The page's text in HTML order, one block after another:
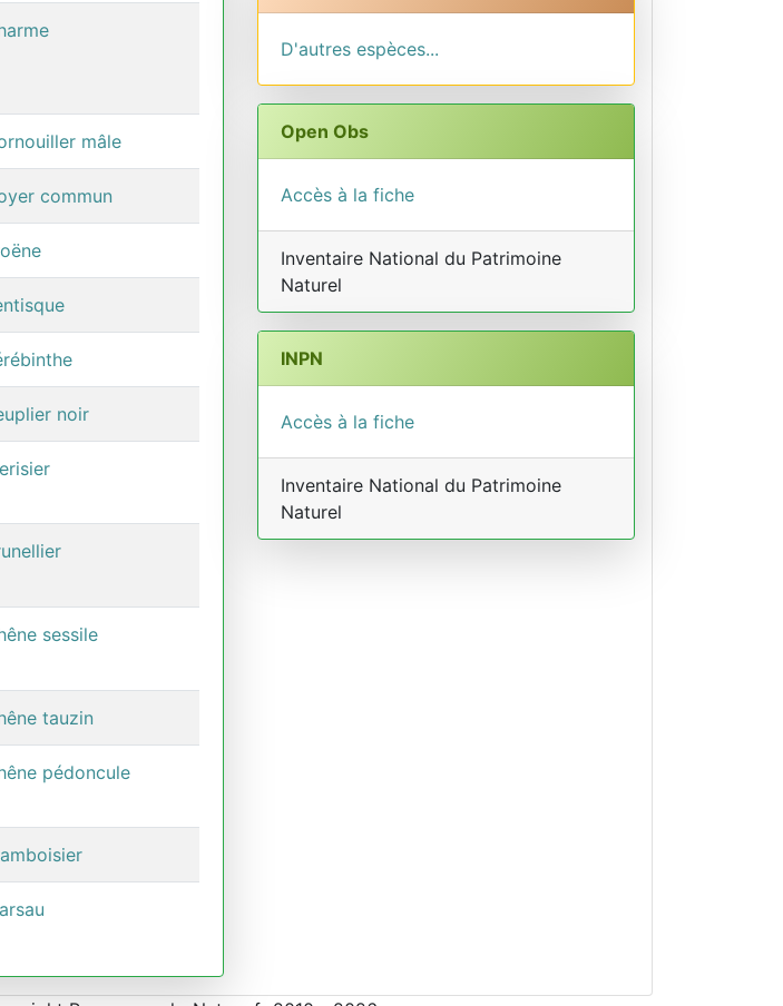
mâle
commun
noir
sessile
tauzin
pédoncule
D'autres espèces...
Open Obs
Accès à la fiche
Inventaire National du Patrimoine
Naturel
INPN
Accès à la fiche
Inventaire National du Patrimoine
Naturel